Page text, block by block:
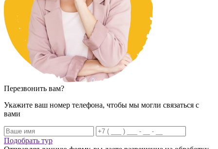
Перезвонить вам?
Укажите ваш номер телефона, чтобы мы могли связаться с
вами
Подобрать тур